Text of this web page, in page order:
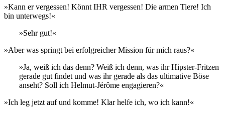
»Kann er vergessen! Könnt IHR vergessen! Die armen Tiere! Ich
bin unterwegs!«
»Sehr gut!«
»Aber was springt bei erfolgreicher Mission für mich raus?«
»Ja, weiß ich das denn? Weiß ich denn, was ihr Hipster-Fritzen
gerade gut findet und was ihr gerade als das ultimative Böse
anseht? Soll ich Helmut-Jérôme engagieren?«
»Ich leg jetzt auf und komme! Klar helfe ich, wo ich kann!«